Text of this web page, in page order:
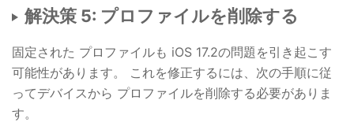
解決策 5: プロファイルを削除する
固定された プロファイルも iOS 17.2の問題を引き起こす
可能性があります。 これを修正するには、次の手順に従
ってデバイスから プロファイルを削除する必要がありま
す。